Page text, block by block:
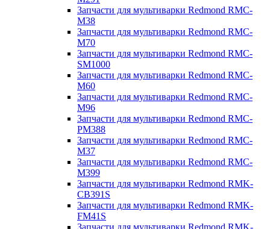
Запчасти для мультиварки Redmond RMC-
M38
Запчасти для мультиварки Redmond RMC-
M70
Запчасти для мультиварки Redmond RMC-
SM1000
Запчасти для мультиварки Redmond RMC-
M60
Запчасти для мультиварки Redmond RMC-
M96
Запчасти для мультиварки Redmond RMC-
PM388
Запчасти для мультиварки Redmond RMC-
M37
Запчасти для мультиварки Redmond RMC-
M399
Запчасти для мультиварки Redmond RMK-
CB391S
Запчасти для мультиварки Redmond RMK-
FM41S
Запчасти для мультиварки Redmond RMK-